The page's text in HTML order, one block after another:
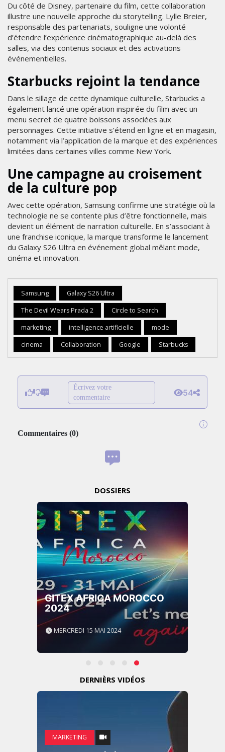
Du côté de Disney, partenaire du film, cette collaboration
illustre une nouvelle approche du storytelling. Lylle Breier,
responsable des partenariats, souligne une volonté
d’étendre l’expérience cinématographique au-delà des
salles, via des contenus sociaux et des activations
événementielles.
Starbucks rejoint la tendance
Dans le sillage de cette dynamique culturelle, Starbucks a
également lancé une opération inspirée du film avec un
menu secret de quatre boissons associées aux
personnages. Cette initiative s’étend en ligne et en magasin,
notamment via l’application de la marque et des expériences
limitées dans certaines villes comme New York.
Une campagne au croisement
de la culture pop
Avec cette opération, Samsung confirme une stratégie où la
technologie ne se contente plus d’être fonctionnelle, mais
devient un élément de narration culturelle. En s’associant à
une franchise iconique, la marque transforme le lancement
du Galaxy S26 Ultra en événement global mêlant mode,
cinéma et innovation.
Samsung
Galaxy S26 Ultra
The Devil Wears Prada 2
Circle to Search
marketing
intelligence artificielle
mode
cinema
Collaboration Google Starbucks
Écrivez votre
commentaire
54
Commentaires (0)
DOSSIERS
GITEX AFRICA MOROCCO
2024
MERCREDI 15 MAI 2024
DERNIÈRS VIDÉOS
MARKETING